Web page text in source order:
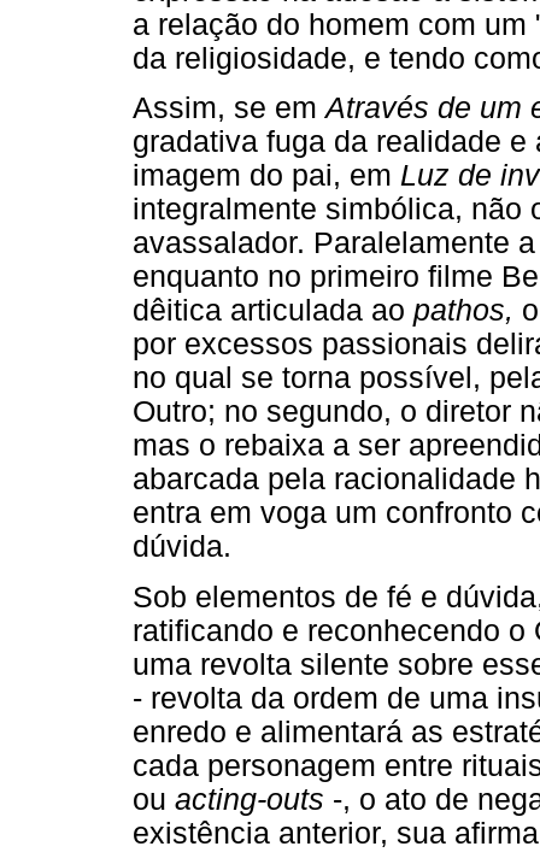
a relação do homem com
da religiosidade, e tendo
Assim, se emAtravés de um
gradativa fuga da realidade
imagem do pai, em Luz de
integralmente simbólica, não
avassalador. Paralelamente
enquanto no primeiro filme
dêitica articulada ao pathos,
por excessos passionais
no qual se torna possível,
Outro; no segundo, o diretor
mas o rebaixa a ser
abarcada pela racionalidade
entra em voga um confronto
dúvida.
Sob elementos de fé e
ratificando e reconhecendo
uma revolta silente sobre
- revolta da ordem de uma
enredo e alimentará as
cada personagem entre
ou acting-outs -, o ato de
existência anterior, sua